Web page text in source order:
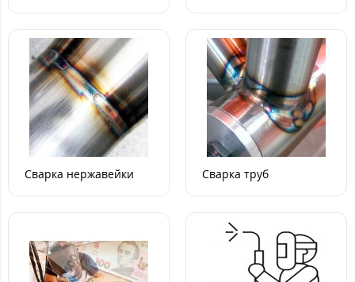
Сварка нержавейки Сварка труб